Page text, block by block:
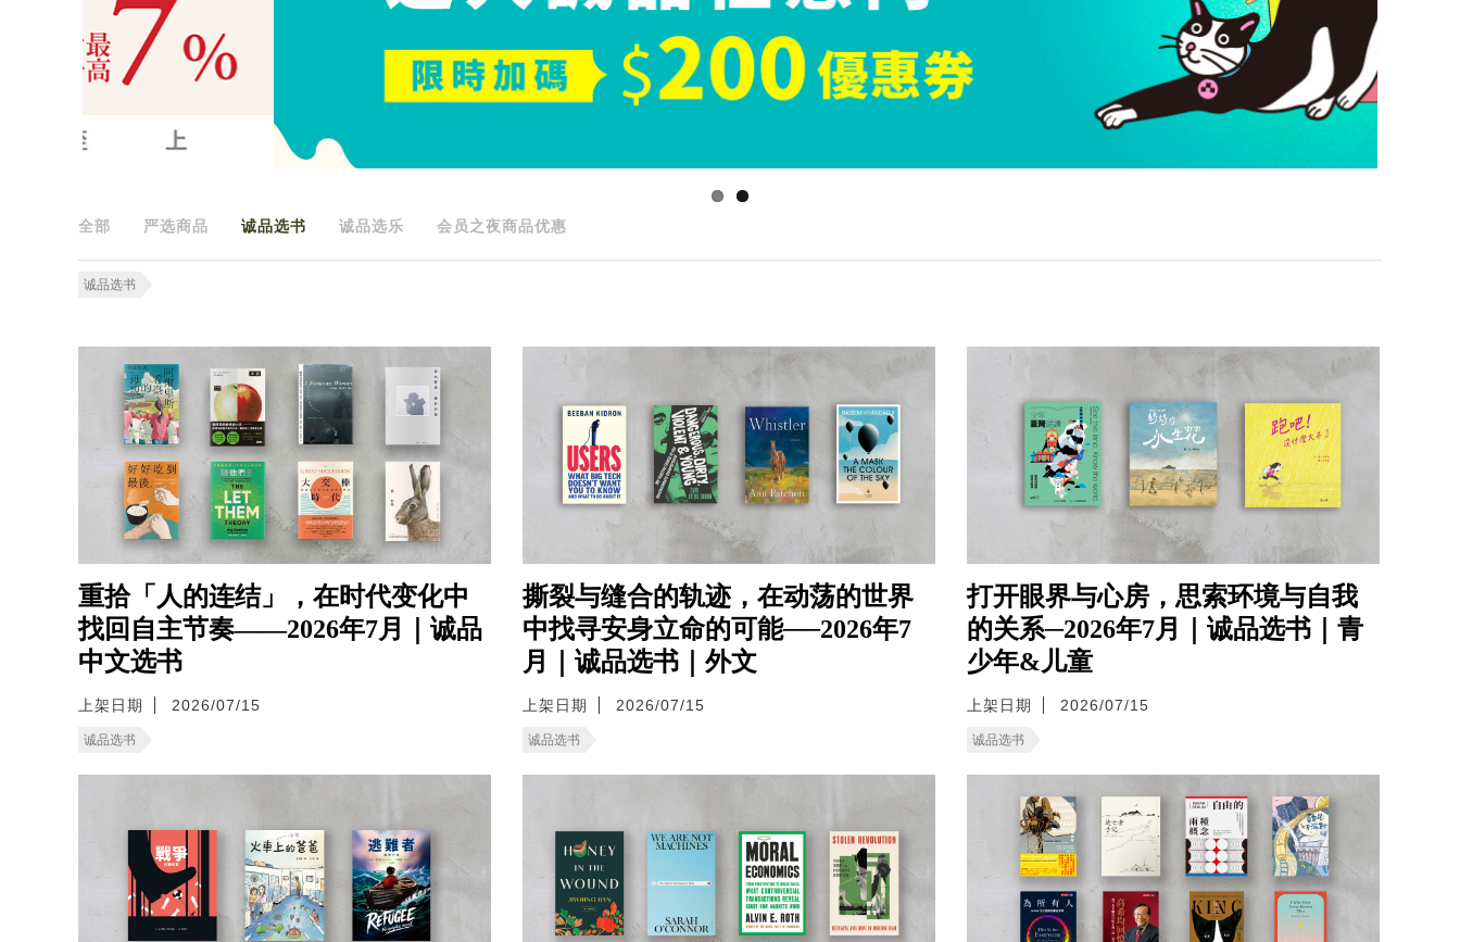
全部 严选商品 诚品选书 诚品选乐 会员之夜商品优惠
诚品选书
重拾「人的连结」，在时代变化中
找回自主节奏——2026年7月｜诚品
中文选书
上架日期 2026/07/15
诚品选书
撕裂与缝合的轨迹，在动荡的世界
中找寻安身立命的可能──2026年7
月｜诚品选书｜外文
上架日期 2026/07/15
诚品选书
打开眼界与心房，思索环境与自我
的关系─2026年7月｜诚品选书｜青
少年&儿童
上架日期 2026/07/15
诚品选书